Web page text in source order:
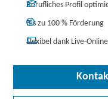
Berufliches Profil
Bis zu 100 % Förderung
Flexibel dank Live-